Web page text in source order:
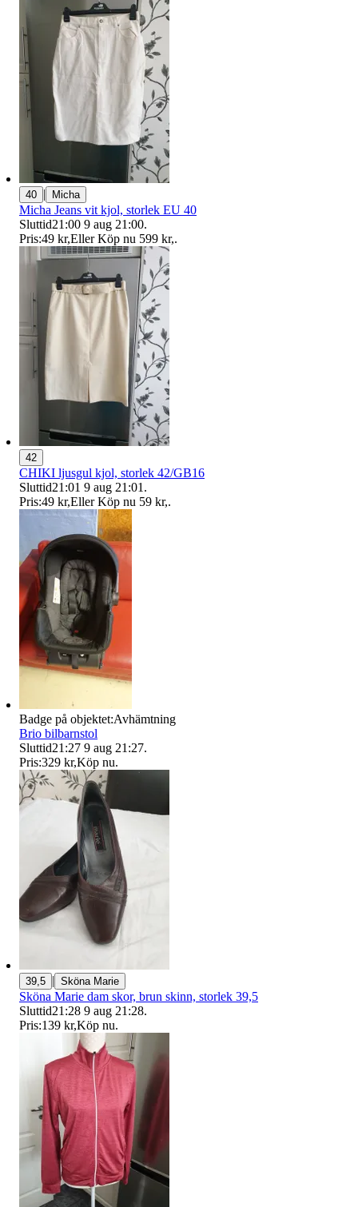
40 | Micha
Micha Jeans vit kjol, storlek EU 40
Sluttid21:00 9 aug 21:00.
Pris:49 kr,Eller Köp nu 599 kr,.
42
CHIKI ljusgul kjol, storlek 42/GB16
Sluttid21:01 9 aug 21:01 .
Pris:49 kr,Eller Köp nu 59 kr,.
Badge på objektet:Avhämtning
Brio bilbarnstol
Sluttid21:27 9 aug 21:27.
Pris:329 kr,Köp nu.
39,5 | Sköna Marie
Sköna Marie dam skor, brun skinn, storlek 39,5
Sluttid21:28 9 aug 21:28.
Pris:139 kr,Köp nu.